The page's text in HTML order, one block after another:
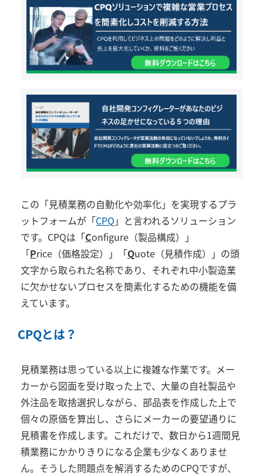
この「見積業務の自動化や効率化」を実現するプラ
ットフォームが「CPQ 」と言われるソリューション
です。CPQは「Configure（製品構成）」
「Price（価格設定）」「Quote（見積作成）」の頭
文字から取られた名称であり、それぞれ中小製造業
に欠かせないプロセスを簡素化するための機能を備
えています。
CPQとは？
見積業務は思っている以上に複雑な作業です。メー
カーから図面を受け取った上で、大量の自社製品や
外注品を取捨選択しながら、部品表を作成した上で
個々の原価を算出し、さらにメーカーの要望通りに
見積書を作成します。これだけで、数日から1週間見
積業務にかかりきりになる企業も少なくありませ
ん。そうした問題点を解消するためのCPQですが、